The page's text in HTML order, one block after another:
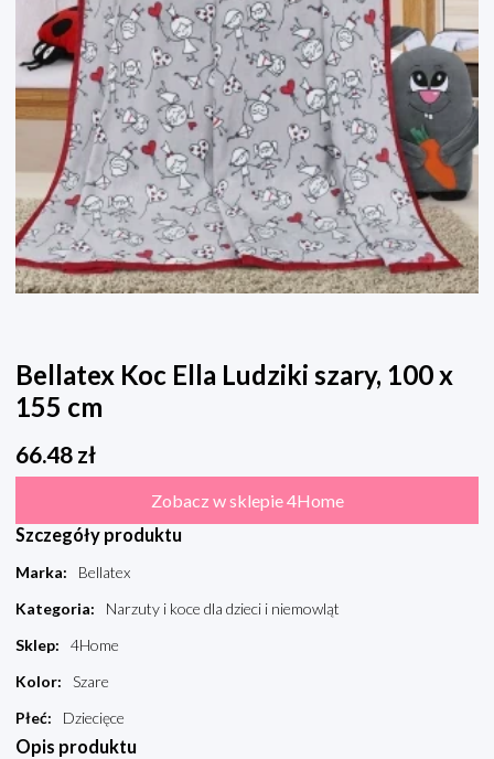
Bellatex Koc Ella Ludziki szary, 100 x
155 cm
66.48 zł
Zobacz w sklepie 4Home
Szczegóły produktu
Marka:
Bellatex
Kategoria:
Narzuty i koce dla dzieci i niemowląt
Sklep:
4Home
Kolor:
Szare
Płeć: Dziecięce
Opis produktu